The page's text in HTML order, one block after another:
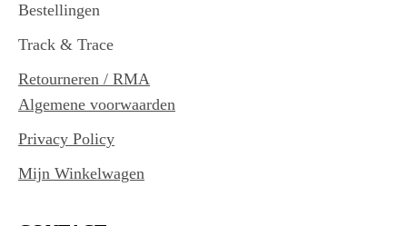
Bestellingen
Track & Trace
Retourneren / RMA
Algemene voorwaarden
Privacy Policy
Mijn Winkelwagen